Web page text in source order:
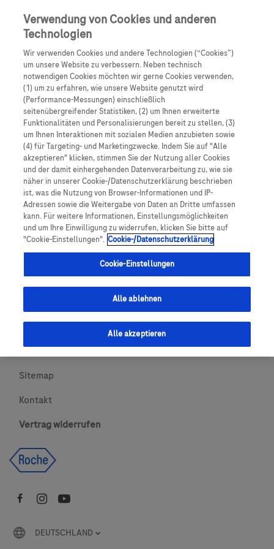
Skip to main content 0
Produkte Artikel
Es tut uns leid, aber es gibt keine Ergebnisse für:
Über Roche
Impressum
Rechtliche Hinweise
Datenschutz
Cookie-Einstellungen
Urheberrecht
Newsletter abonnieren
Sitemap
Kontakt
Vertrag widerrufen
DEUTSCHLAND
Verwendung von Cookies und anderen
Technologien
Wir verwenden Cookies und andere Technologien (“Cookies”)
um unsere Website zu verbessern. Neben technisch
notwendigen Cookies möchten wir gerne Cookies verwenden,
(1) um zu erfahren, wie unsere Website genutzt wird
(Performance-Messungen) einschließlich
seitenübergreifender Statistiken, (2) um Ihnen erweiterte
Funktionalitäten und Personalisierungen bereit zu stellen, (3)
um Ihnen Interaktionen mit sozialen Medien anzubieten sowie
(4) für Targeting- und Marketingzwecke. Indem Sie auf "Alle
akzeptieren" klicken, stimmen Sie der Nutzung aller Cookies
und der damit einhergehenden Datenverarbeitung zu, wie sie
näher in unserer Cookie-/Datenschutzerklärung beschrieben
ist, was die Nutzung von Browser-Informationen und IP-
Adressen sowie die Weitergabe von Daten an Dritte umfassen
kann. Für weitere Informationen, Einstellungsmöglichkeiten
und um Ihre Einwilligung zu widerrufen, klicken Sie bitte auf
"Cookie-Einstellungen". Cookie-/Datenschutzerklärung
Cookie-Einstellungen
Alle ablehnen
Alle akzeptieren